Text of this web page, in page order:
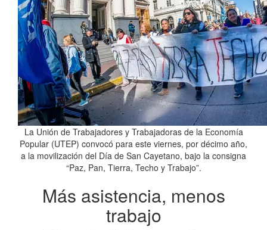
La Unión de Trabajadores y Trabajadoras de la Economía
Popular (UTEP) convocó para este viernes, por décimo año,
a la movilización del Día de San Cayetano, bajo la consigna
“Paz, Pan, Tierra, Techo y Trabajo”.
Más asistencia, menos
trabajo